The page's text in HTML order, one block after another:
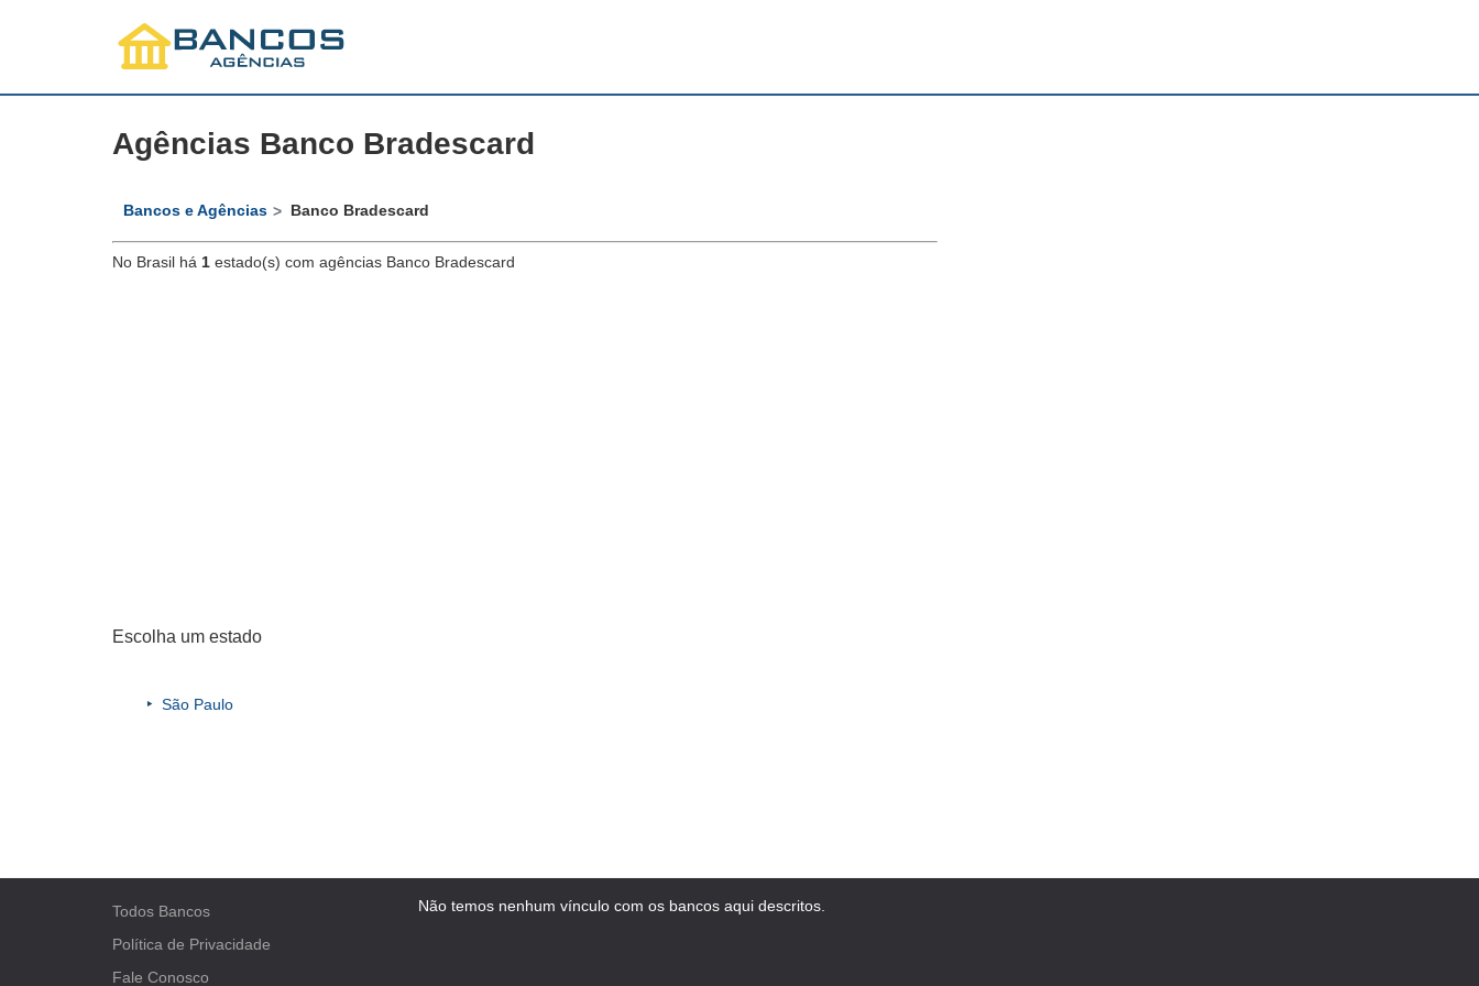
Agências Banco Bradescard
Bancos e Agências Banco Bradescard
No Brasil há 1 estado(s) com agências Banco Bradescard
Escolha um estado
São Paulo
Todos Bancos
Política de Privacidade
Fale Conosco
Não temos nenhum vínculo com os bancos aqui descritos.